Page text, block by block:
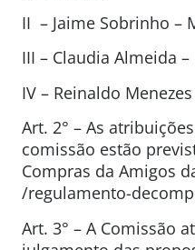
II – Jaime Sobrinho –
III – Claudia Almeida
IV – Reinaldo
Art. 2° – As
comissão estão
Compras da Amigos
/regulamento-
Art. 3° – A Comissão